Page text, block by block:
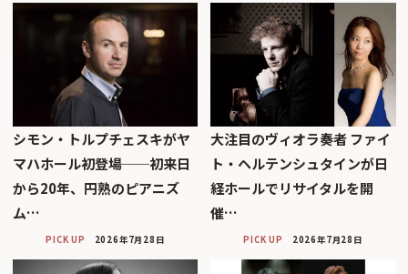
シモン・トルプチェスキがヤ
マハホール初登場──初来日
から20年、円熟のピアニズ
ム…
PICK UP 2026年7月28日
大注目のヴィオラ奏者 ファイ
ト・ヘルテンシュタインが日
経ホールでリサイタルを開
催…
PICK UP 2026年7月28日